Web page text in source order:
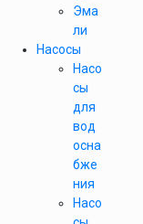
Эма
ли
Насосы
Насо
сы
для
вод
осна
бже
ния
Насо